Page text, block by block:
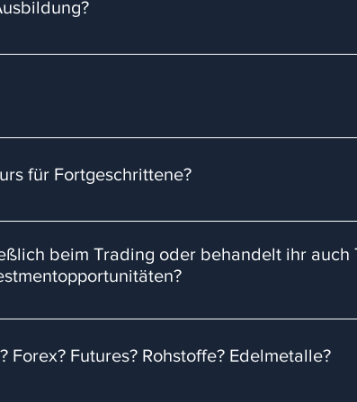
(genaue Location wird bekannt gegeben)
Donnerstag um 19:30 Uhr
und nehmen Sie an die Hand. Den Weg müssen sie
werden. Wir werden unser Herzblut in die Ausbildung
für Fortgeschrittene?
Bearbeitung. Bei Neuigkeiten, werden wir das auf
erfahrene Trader neues Terrain ist. Somit können
anbieten werden. Die Begleitung in persönlicher
beim Trading oder behandelt ihr auch
behandeln MÜSSEN! Ihr müsst verstehen,
wir ins Intraday-Trading. Dies wird den größten
Futures? Rohstoffe? Edelmetalle?